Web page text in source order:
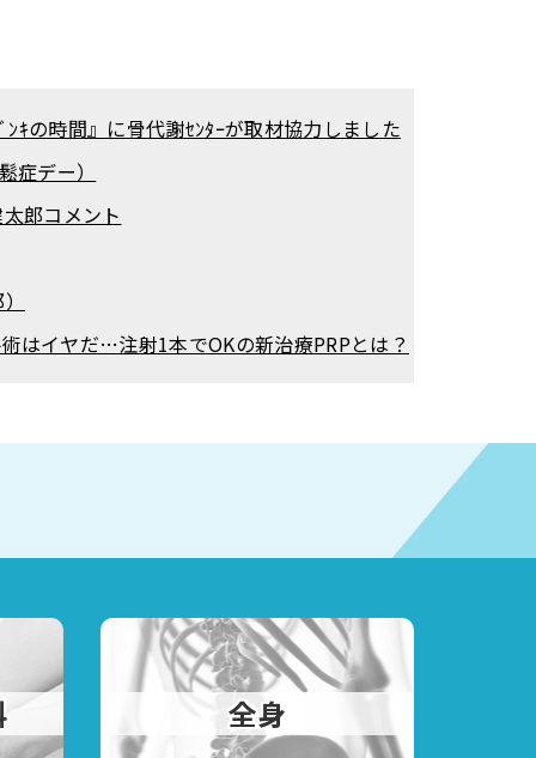
ｷの時間』に骨代謝ｾﾝﾀｰが取材協力しました
デー）
郎コメント
はイヤだ…注射1本でOKの新治療PRPとは？
全身